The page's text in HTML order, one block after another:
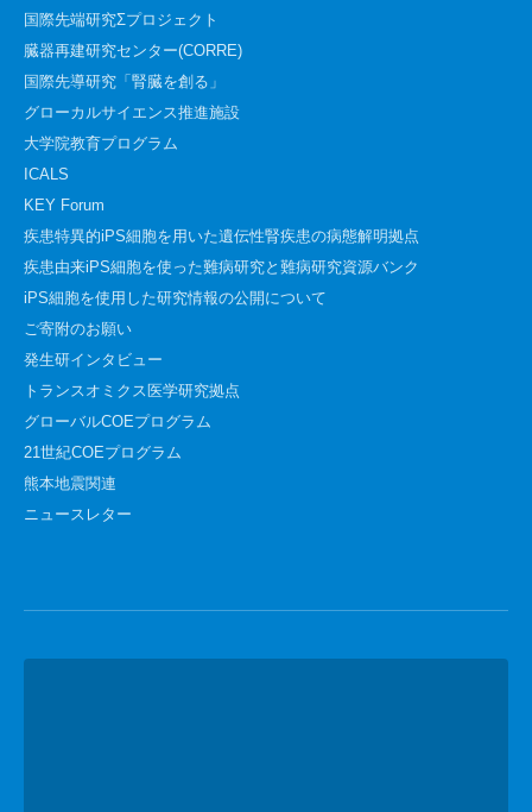
国際先端研究Σプロジェクト
臓器再建研究センター(CORRE)
国際先導研究「腎臓を創る」
グローカルサイエンス推進施設
大学院教育プログラム
ICALS
KEY Forum
疾患特異的iPS細胞を用いた遺伝性腎疾患の病態解明拠点
疾患由来iPS細胞を使った難病研究と難病研究資源バンク
iPS細胞を使用した研究情報の公開について
ご寄附のお願い
発生研インタビュー
トランスオミクス医学研究拠点
グローバルCOEプログラム
21世紀COEプログラム
熊本地震関連
ニュースレター